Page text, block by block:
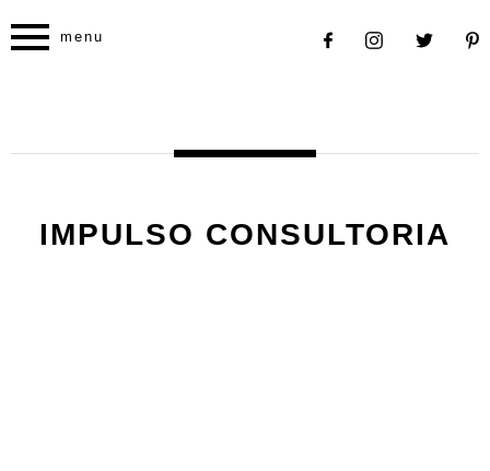
menu
IMPULSO CONSULTORIA